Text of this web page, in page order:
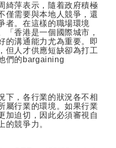
綺萍表示，隨着政府積極
僅需要與本地人競爭，還
者。在這樣的職場環境
「香港是一個國際城市，
的溝通能力尤為重要。即
但人才供應短缺卻為打工
們的 bargaining
下，各行業的狀況各不相
屬行業的環境。如果行業
加迫切，因此必須審視自
的競爭力。